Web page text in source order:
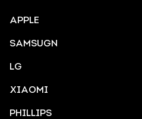
APPLE
SAMSUGN
LG
XIAOMI
PHILLIPS